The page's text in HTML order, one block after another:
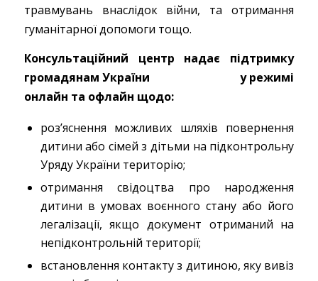
травмувань внаслідок війни, та отримання
гуманітарної допомоги тощо.
Консультаційний центр надає підтримку
громадянам України у режимі
онлайн та офлайн щодо:
роз’яснення можливих шляхів повернення
дитини або сімей з дітьми на підконтрольну
Уряду України територію;
отримання свідоцтва про народження
дитини в умовах воєнного стану або його
легалізації, якщо документ отриманий на
непідконтрольній території;
встановлення контакту з дитиною, яку вивіз